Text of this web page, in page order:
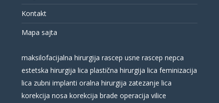
Kontakt
Mapa sajta
maksilofacijalna hirurgija rascep usne rascep nepca
estetska hirurgija lica plastična hirurgija lica feminizacija
lica zubni implanti oralna hirurgija zatezanje lica
korekcija nosa korekcija brade operacija vilice